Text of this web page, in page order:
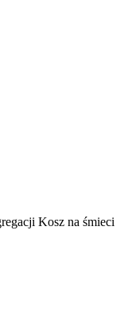
Kosz na śmieci